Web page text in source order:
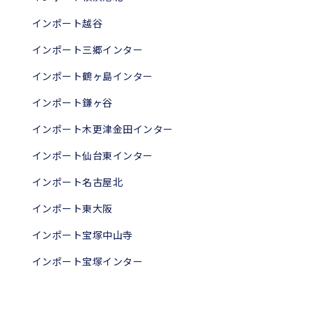
インポート越谷
インポート三郷インター
インポート鶴ヶ島インター
インポート鎌ヶ谷
インポート木更津金田インター
インポート仙台東インター
インポート名古屋北
インポート東大阪
インポート宝塚中山寺
インポート宝塚インター